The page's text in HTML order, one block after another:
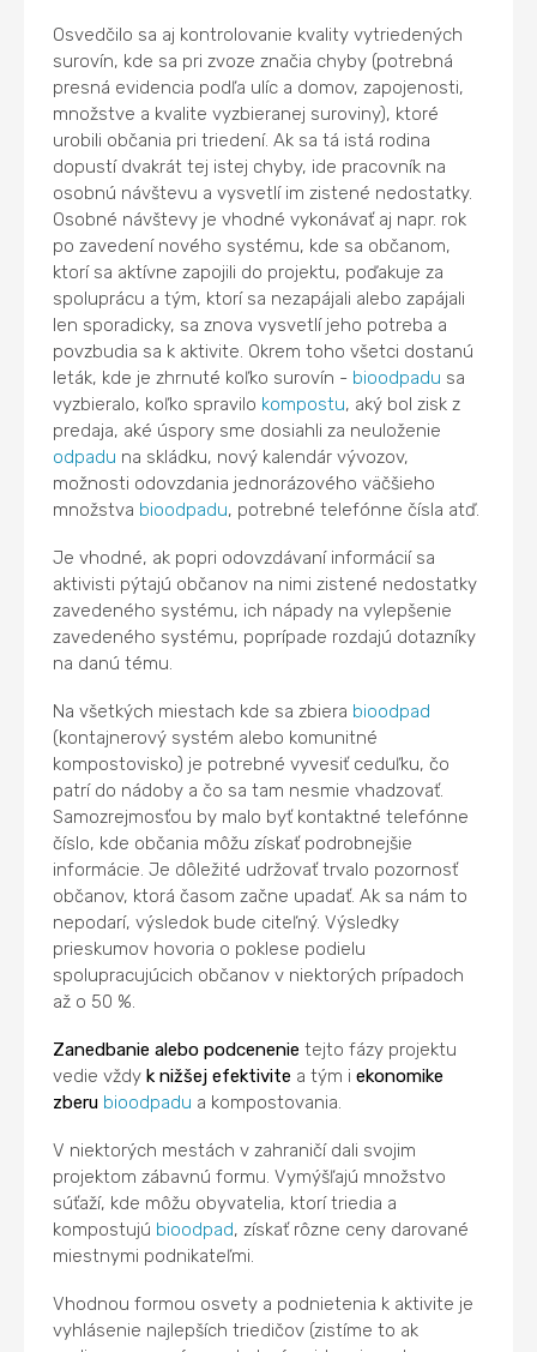
Osvedčilo sa aj kontrolovanie kvality vytriedených
surovín, kde sa pri zvoze značia chyby (potrebná
presná evidencia podľa ulíc a domov, zapojenosti,
množstve a kvalite vyzbieranej suroviny), ktoré
urobili občania pri triedení. Ak sa tá istá rodina
dopustí dvakrát tej istej chyby, ide pracovník na
osobnú návštevu a vysvetlí im zistené nedostatky.
Osobné návštevy je vhodné vykonávať aj napr. rok
po zavedení nového systému, kde sa občanom,
ktorí sa aktívne zapojili do projektu, poďakuje za
spoluprácu a tým, ktorí sa nezapájali alebo zapájali
len sporadicky, sa znova vysvetlí jeho potreba a
povzbudia sa k aktivite. Okrem toho všetci dostanú
leták, kde je zhrnuté koľko surovín - bioodpadu sa
vyzbieralo, koľko spravilo kompostu, aký bol zisk z
predaja, aké úspory sme dosiahli za neuloženie
odpadu na skládku, nový kalendár vývozov,
možnosti odovzdania jednorázového väčšieho
množstva bioodpadu, potrebné telefónne čísla atď.
Je vhodné, ak popri odovzdávaní informácií sa
aktivisti pýtajú občanov na nimi zistené nedostatky
zavedeného systému, ich nápady na vylepšenie
zavedeného systému, poprípade rozdajú dotazníky
na danú tému.
Na všetkých miestach kde sa zbiera bioodpad
(kontajnerový systém alebo komunitné
kompostovisko) je potrebné vyvesiť ceduľku, čo
patrí do nádoby a čo sa tam nesmie vhadzovať.
Samozrejmosťou by malo byť kontaktné telefónne
číslo, kde občania môžu získať podrobnejšie
informácie. Je dôležité udržovať trvalo pozornosť
občanov, ktorá časom začne upadať. Ak sa nám to
nepodarí, výsledok bude citeľný. Výsledky
prieskumov hovoria o poklese podielu
spolupracujúcich občanov v niektorých prípadoch
až o 50 %.
Zanedbanie alebo podcenenie tejto fázy projektu
vedie vždyk nižšej efektivite a tým iekonomike
zberu bioodpadu a kompostovania.
V niektorých mestách v zahraničí dali svojim
projektom zábavnú formu. Vymýšľajú množstvo
súťaží, kde môžu obyvatelia, ktorí triedia a
kompostujú bioodpad, získať rôzne ceny darované
miestnymi podnikateľmi.
Vhodnou formou osvety a podnietenia k aktivite je
vyhlásenie najlepších triedičov (zistíme to ak